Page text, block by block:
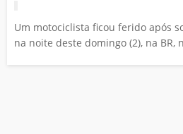
Um motociclista ficou ferido após
na noite deste domingo (2), na BR,